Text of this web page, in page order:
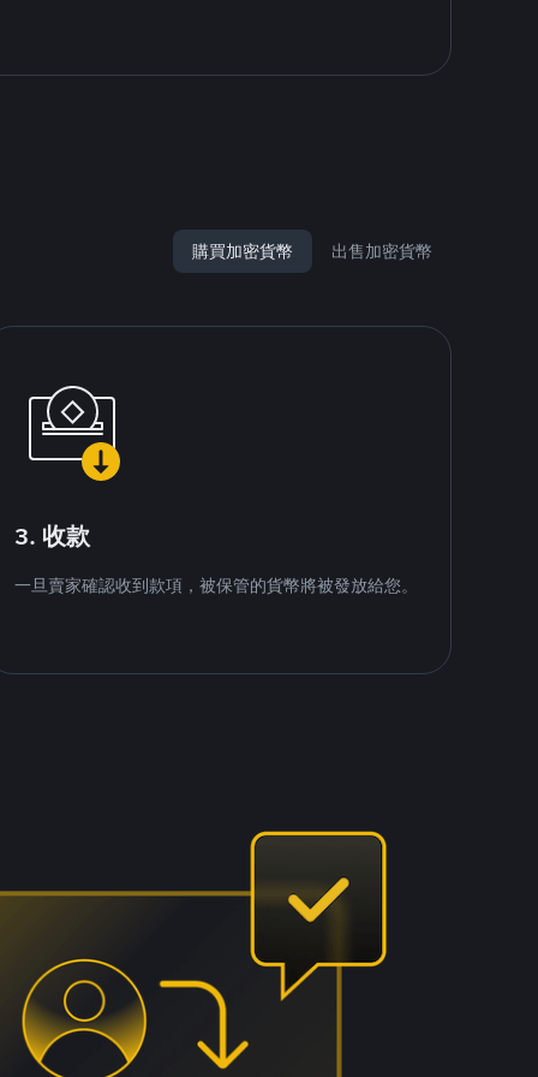
購買加密貨幣 出售加密貨幣
3. 收款
一旦賣家確認收到款項，被保管的貨幣將被發放給您。